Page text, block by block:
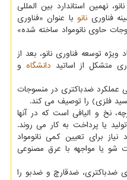
نهمین استاندارد بین المللی
فناوری نانوبا عنوان «فناوری
حاوی نانومواد ساخته شده»
توسعه فناوری نانو، بعد از
متشکل از اساتید دانشگاه و
عملکرد ضدباکتری در منسوجات
فلزی) را توصیف می کند.
نخ و الیافی است که در آنها
یا پرداخت به کار می روند.
نیاز برای تعیین کمی نانومواد
شو یا مواجهه با عرق مصنوعی
ضدباکتری، ضدقارچ و ضدبو را